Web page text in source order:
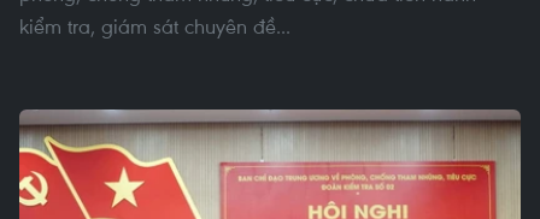
kiểm tra, giám sát chuyên đề...